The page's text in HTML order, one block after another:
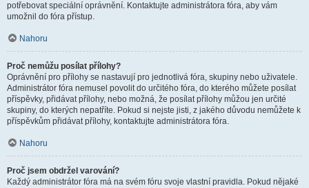
potřebovat speciální oprávnění. Kontaktujte administrátora fóra, aby vám
umožnil do fóra přístup.
Nahoru
Proč nemůžu posílat přílohy?
Oprávnění pro přílohy se nastavují pro jednotlivá fóra, skupiny nebo uživatele.
Administrátor fóra nemusel povolit do určitého fóra, do kterého můžete posílat
příspěvky, přidávat přílohy, nebo možná, že posílat přílohy můžou jen určité
skupiny, do kterých nepatříte. Pokud si nejste jisti, z jakého důvodu nemůžete k
příspěvkům přidávat přílohy, kontaktujte administrátora fóra.
Nahoru
Proč jsem obdržel varování?
Každý administrátor fóra má na svém fóru svoje vlastní pravidla. Pokud nějaké